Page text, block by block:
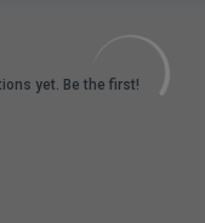
yet. Be the first!